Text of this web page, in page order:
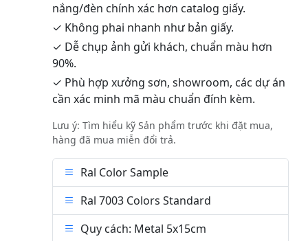
nắng/đèn chính xác hơn catalog giấy.
✓ Không phai nhanh như bản giấy.
✓ Dễ chụp ảnh gửi khách, chuẩn màu hơn
90%.
✓ Phù hợp xưởng sơn, showroom, các dự án
cần xác minh mã màu chuẩn đính kèm.
Lưu ý: Tìm hiểu kỹ Sản phẩm trước khi đặt mua,
hàng đã mua miễn đổi trả.
Ral Color Sample
Ral 7003 Colors Standard
Quy cách: Metal 5x15cm